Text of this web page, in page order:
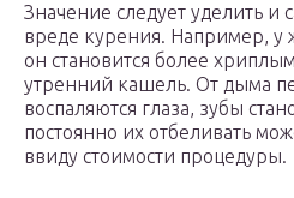
Значение следует уделить и
вреде курения. Например, у
он становится более
утренний кашель. От дыма
воспаляются глаза, зубы
постоянно их отбеливать
ввиду стоимости процедуры.